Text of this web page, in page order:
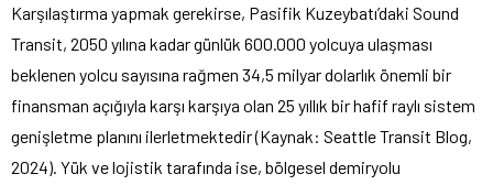
Karşılaştırma yapmak gerekirse, Pasifik Kuzeybatı’daki Sound
Transit, 2050 yılına kadar günlük 600.000 yolcuya ulaşması
beklenen yolcu sayısına rağmen 34,5 milyar dolarlık önemli bir
finansman açığıyla karşı karşıya olan 25 yıllık bir hafif raylı sistem
genişletme planını ilerletmektedir (Kaynak: Seattle Transit Blog,
2024). Yük ve lojistik tarafında ise, bölgesel demiryolu